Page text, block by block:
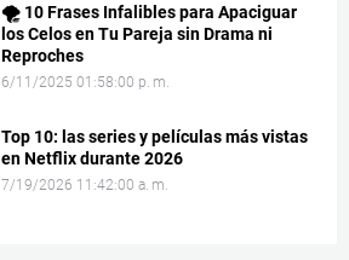
🌪️ 10 Frases Infalibles para Apaciguar
los Celos en Tu Pareja sin Drama ni
Reproches
6/11/2025 01:58:00 p. m.
Top 10: las series y películas más vistas
en Netflix durante 2026
7/19/2026 11:42:00 a. m.